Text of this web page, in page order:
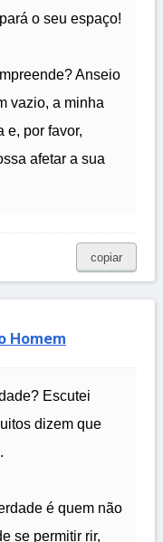
o seu espaço!
Anseio
vazio, a minha
e, por favor,
afetar a sua
copiar
Homem
Escutei
dizem que
é quem não
se permitir rir,